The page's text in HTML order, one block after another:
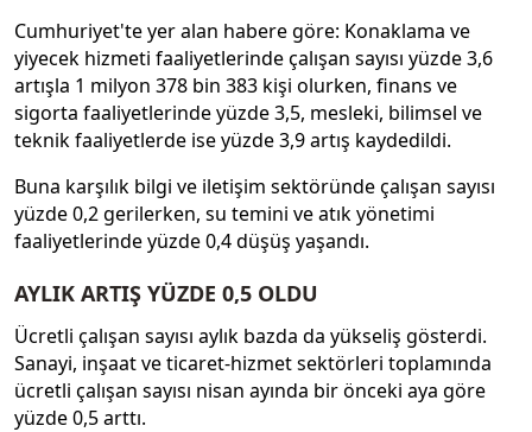
Cumhuriyet'te yer alan habere göre: Konaklama ve
yiyecek hizmeti faaliyetlerinde çalışan sayısı yüzde 3,6
artışla 1 milyon 378 bin 383 kişi olurken, finans ve
sigorta faaliyetlerinde yüzde 3,5, mesleki, bilimsel ve
teknik faaliyetlerde ise yüzde 3,9 artış kaydedildi.
Buna karşılık bilgi ve iletişim sektöründe çalışan sayısı
yüzde 0,2 gerilerken, su temini ve atık yönetimi
faaliyetlerinde yüzde 0,4 düşüş yaşandı.
AYLIK ARTIŞ YÜZDE 0,5 OLDU
Ücretli çalışan sayısı aylık bazda da yükseliş gösterdi.
Sanayi, inşaat ve ticaret-hizmet sektörleri toplamında
ücretli çalışan sayısı nisan ayında bir önceki aya göre
yüzde 0,5 arttı.